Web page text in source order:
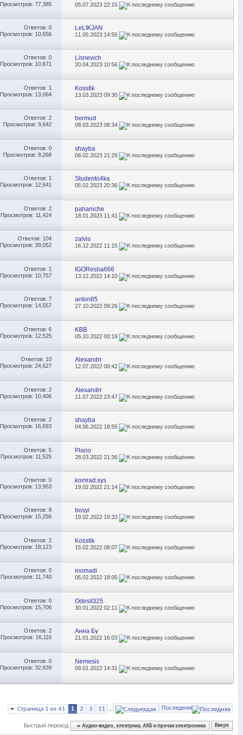
Просмотров: 77,385
05.07.202322:15
Ответов: 0
Просмотров: 10,656
LeLIKJAN
11.05.2023 14:55
Ответов: 0
Просмотров: 10,671
Lisnevich
20.04.202310:56
Ответов: 1
Просмотров: 13,064
Kosstik
13.03.202309:30
Ответов: 2
Просмотров: 9,642
bermud
08.03.202308:34
Ответов: 0
Просмотров: 8,268
shayba
06.02.202321:29
Ответов: 1
Просмотров: 12,641
Studento4ka
05.02.202320:36
Ответов: 2
Просмотров: 11,424
pahaniche
18.01.2023 11:41
Ответов: 104
Просмотров: 39,052
zalvis
16.12.2022 11:15
Ответов: 1
Просмотров: 10,757
IGOResha666
13.12.2022 14:10
Ответов: 7
Просмотров: 14,557
anton85
27.10.202209:26
Ответов: 6
Просмотров: 12,525
KBB
05.10.202200:19
Ответов: 10
Просмотров: 24,627
Alexandrr
12.07.202200:42
Ответов: 2
Просмотров: 10,406
Alexandrr
11.07.202223:47
Ответов: 2
Просмотров: 16,693
shayba
04.06.2022 18:55
Ответов: 5
Просмотров: 11,525
Plano
28.03.202221:36
Ответов: 0
Просмотров: 13,953
komrad.sys
19.02.202221:14
Ответов: 8
Просмотров: 15,256
bosyi
19.02.202219:33
Ответов: 2
Просмотров: 18,123
Kosstik
15.02.202208:07
Ответов: 0
Просмотров: 11,740
inomadi
05.02.202218:05
Ответов: 0
Просмотров: 15,706
Odesit325
30.01.202202:11
Ответов: 2
Просмотров: 16,116
Анна Бу
21.01.2022 16:03
Ответов: 0
Просмотров: 32,939
Nemesis
09.01.2022 14:31
Страница 1 из 41 1 2 3 11 Последняя
Быстрый переход Аудио-видео, электрика, АКБ и прочая электроника Вверх